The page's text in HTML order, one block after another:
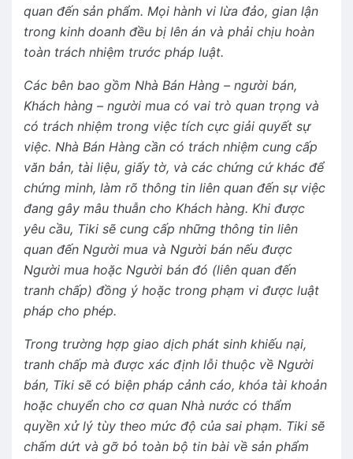
quan đến sản phẩm. Mọi hành vi lừa đảo, gian lận
trong kinh doanh đều bị lên án và phải chịu hoàn
toàn trách nhiệm trước pháp luật.
Các bên bao gồm Nhà Bán Hàng – người bán,
Khách hàng – người mua có vai trò quan trọng và
có trách nhiệm trong việc tích cực giải quyết sự
việc. Nhà Bán Hàng cần có trách nhiệm cung cấp
văn bản, tài liệu, giấy tờ, và các chứng cứ khác để
chứng minh, làm rõ thông tin liên quan đến sự việc
đang gây mâu thuẫn cho Khách hàng. Khi được
yêu cầu, Tiki sẽ cung cấp những thông tin liên
quan đến Người mua và Người bán nếu được
Người mua hoặc Người bán đó (liên quan đến
tranh chấp) đồng ý hoặc trong phạm vi được luật
pháp cho phép.
Trong trường hợp giao dịch phát sinh khiếu nại,
tranh chấp mà được xác định lỗi thuộc về Người
bán, Tiki sẽ có biện pháp cảnh cáo, khóa tài khoản
hoặc chuyển cho cơ quan Nhà nước có thẩm
quyền xử lý tùy theo mức độ của sai phạm. Tiki sẽ
chấm dứt và gỡ bỏ toàn bộ tin bài về sản phẩm